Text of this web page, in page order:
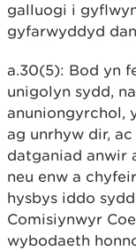
galluogi i
gyfarwyddyd
a.30(5): Bod yn
unigolyn sydd,
anuniongyrchol,
ag unrhyw dir,
datganiad anwir
neu enw a
hysbys iddo
Comisiynwyr
wybodaeth